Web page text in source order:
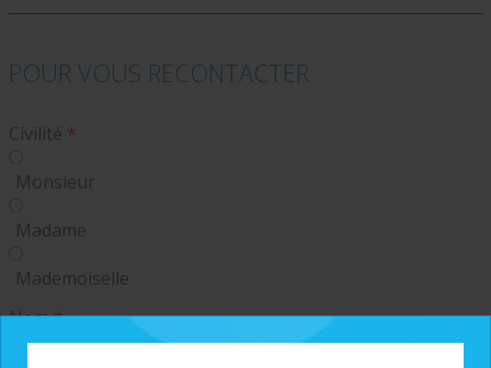
POUR VOUS RECONTACTER
Civilité *
Monsieur
Madame
Mademoiselle
Nom*